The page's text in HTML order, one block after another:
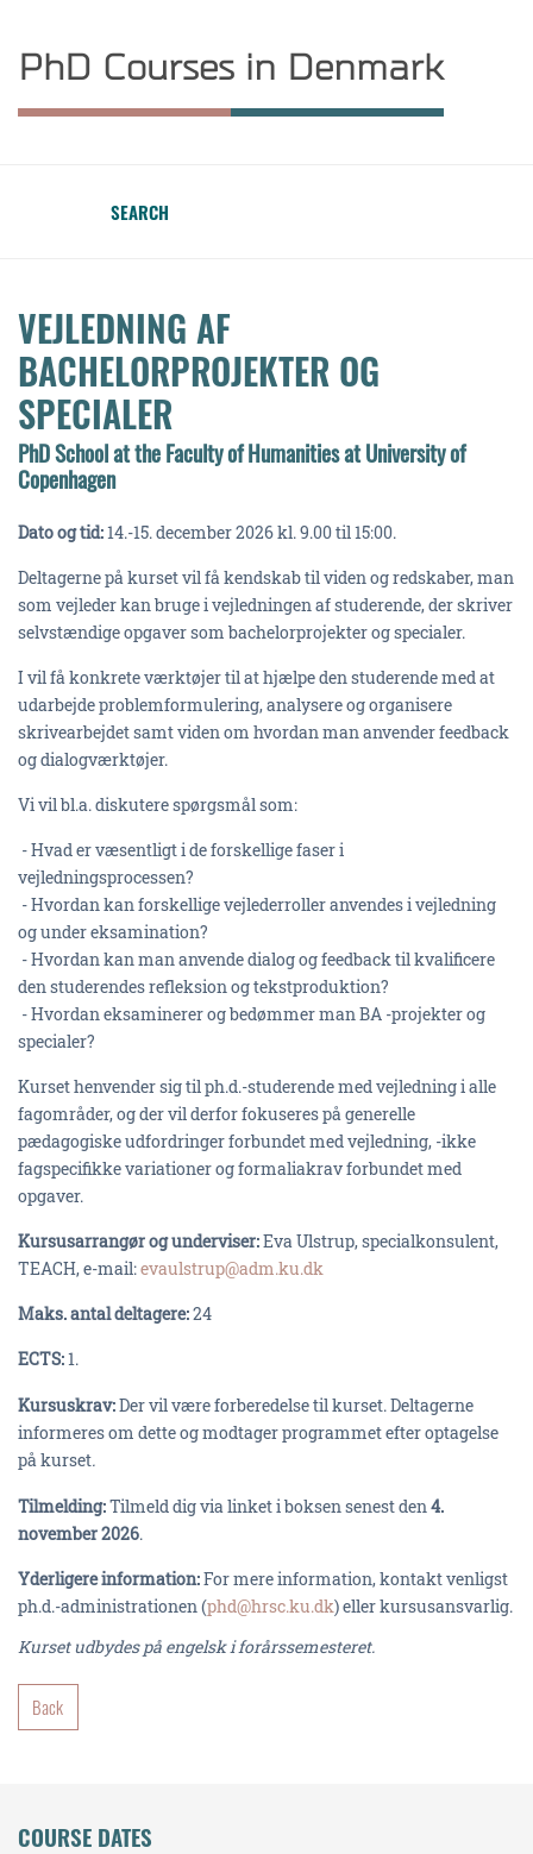
PhD Courses in Denmark
SEARCH
VEJLEDNING AF
BACHELORPROJEKTER OG
SPECIALER
PhD School at the Faculty of Humanities at University of
Copenhagen
Dato og tid:14.-15. december 2026 kl. 9.00 til 15:00.
Deltagerne på kurset vil få kendskab til viden og redskaber, man
som vejleder kan bruge i vejledningen af studerende, der skriver
selvstændige opgaver som bachelorprojekter og specialer.
I vil få konkrete værktøjer til at hjælpe den studerende med at
udarbejde problemformulering, analysere og organisere
skrivearbejdet samt viden om hvordan man anvender feedback
og dialogværktøjer.
Vi vil bl.a. diskutere spørgsmål som:
- Hvad er væsentligt i de forskellige faser i
vejledningsprocessen?
- Hvordan kan forskellige vejlederroller anvendes i vejledning
og under eksamination?
- Hvordan kan man anvende dialog og feedback til kvalificere
den studerendes refleksion og tekstproduktion?
- Hvordan eksaminerer og bedømmer man BA -projekter og
specialer?
Kurset henvender sig til ph.d.-studerende med vejledning i alle
fagområder, og der vil derfor fokuseres på generelle
pædagogiske udfordringer forbundet med vejledning, -ikke
fagspecifikke variationer og formaliakrav forbundet med
opgaver.
Kursusarrangør og underviser:Eva Ulstrup, specialkonsulent,
TEACH, e-mail:evaulstrup@adm.ku.dk
Maks. antal deltagere:24
ECTS:1.
Kursuskrav:Der vil være forberedelse til kurset. Deltagerne
informeres om dette og modtager programmet efter optagelse
på kurset.
Tilmelding:Tilmeld dig via linket i boksen senest den4.
november 2026.
Yderligere information:For mere information, kontakt venligst
ph.d.-administrationen (phd@hrsc.ku.dk) eller kursusansvarlig.
Kurset udbydes på engelsk i forårssemesteret.
Back
COURSE DATES